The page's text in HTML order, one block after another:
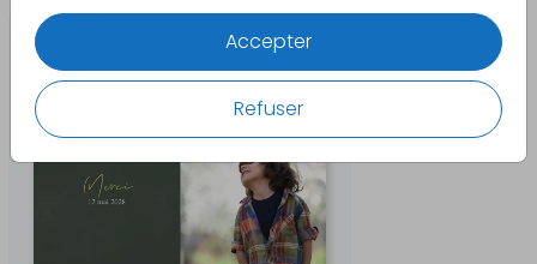
Accepter
Refuser